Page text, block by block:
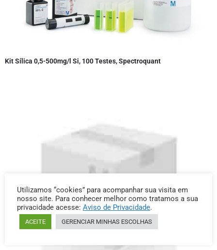
Kit Sílica 0,5-500mg/l Si, 100 Testes, Spectroquant
Utilizamos “cookies” para acompanhar sua visita em
nosso site. Para conhecer melhor como tratamos a sua
privacidade acesse: Aviso de Privacidade.
ACEITE GERENCIAR MINHAS ESCOLHAS